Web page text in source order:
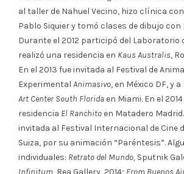
al taller de Nahuel Vecino, hizo clínica
Pablo Siquier y tomó clases de dibujo con
Durante el 2012 participó del Laboratorio
realizó una residencia en Kaus Australis,
En el 2013 fue invitada al Festival de
Experimental Animasivo, en México DF, y
Art Center South Florida en Miami. En el
residencia El Ranchito en Matadero
invitada al Festival Internacional de Cine
Suiza, por su animación “Paréntesis”.
individuales: Retrato del Mundo, Sputnik
Infinitum, Rea Gallery, 2014; From Buenos